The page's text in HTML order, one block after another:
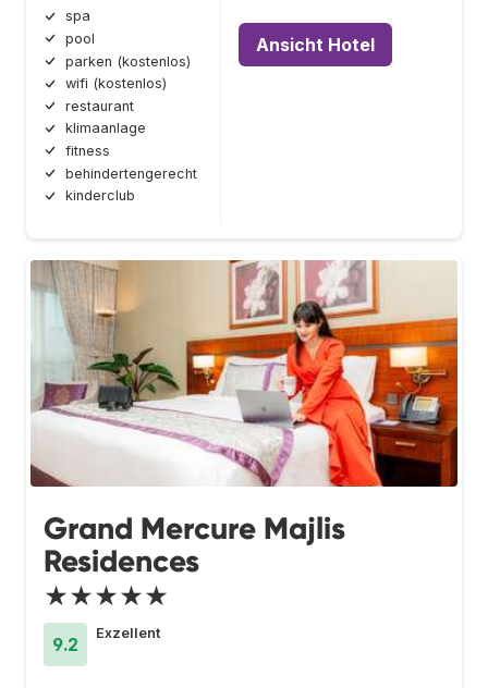
spa
pool
parken (kostenlos)
wifi (kostenlos)
restaurant
klimaanlage
fitness
behindertengerecht
kinderclub
Ansicht Hotel
Grand Mercure Majlis
Residences
★★★★★
9.2
Exzellent